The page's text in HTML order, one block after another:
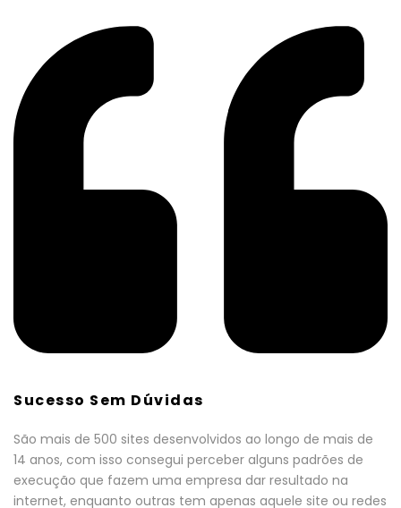
Sucesso Sem Dúvidas
São mais de 500 sites desenvolvidos ao longo de mais de
14 anos, com isso consegui perceber alguns padrões de
execução que fazem uma empresa dar resultado na
internet, enquanto outras tem apenas aquele site ou redes